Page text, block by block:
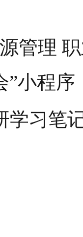
管理
”小程序
学习笔